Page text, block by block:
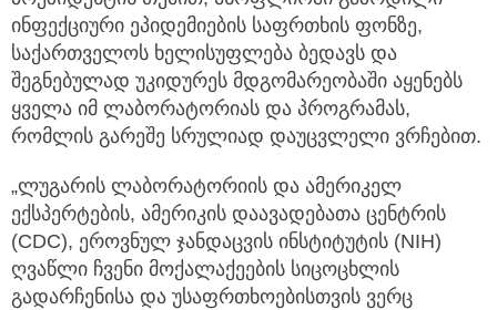
ინფექციური ეპიდემიების საფრთხის ფონზე,
საქართველოს ხელისუფლება ბედავს და
შეგნებულად უკიდურეს მდგომარეობაში აყენებს
ყველა იმ ლაბორატორიას და პროგრამას,
რომლის გარეშე სრულიად დაუცვლელი ვრჩებით.
„ლუგარის ლაბორატორიის და ამერიკელ
ექსპერტების, ამერიკის დაავადებათა ცენტრის
(CDC), ეროვნულ ჯანდაცვის ინსტიტუტის (NIH)
ღვაწლი ჩვენი მოქალაქეების სიცოცხლის
გადარჩენისა და უსაფრთხოებისთვის ვერც